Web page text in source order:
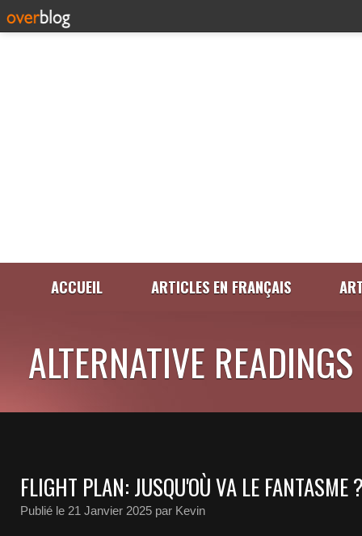
ACCUEIL ARTICLES EN FRANÇAIS
ALTERNATIVE READINGS
FLIGHT PLAN: JUSQU'OÙ VA LE
Publié le 21 Janvier 2025 par Kevin